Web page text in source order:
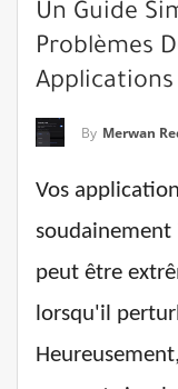
Un Guide
Problèmes
Applications
By Merwan
Vos
soudainement
peut être
lorsqu'il